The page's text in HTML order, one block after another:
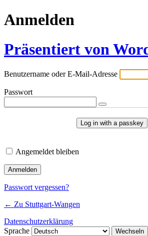
Anmelden
Präsentiert von
Benutzername oder E-Mail-Adresse
Passwort
Log in with a passkey
Angemeldet bleiben
Passwort vergessen?
← Zu Stuttgart-Wangen
Datenschutzerklärung
Sprache